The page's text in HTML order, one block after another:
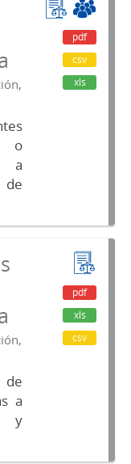
o
a
de
pdf
csv
xls
a
y
pdf
xls
csv